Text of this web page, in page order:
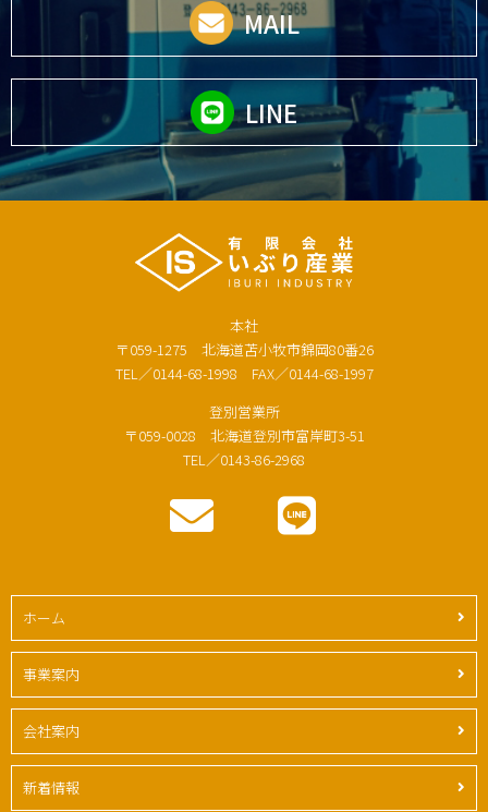
MAIL
LINE
本社
〒059-1275 北海道苫小牧市錦岡80番26
TEL／0144-68-1998 FAX／0144-68-1997
登別営業所
〒059-0028 北海道登別市富岸町3-51
TEL／0143-86-2968
ホーム
事業案内
会社案内
新着情報